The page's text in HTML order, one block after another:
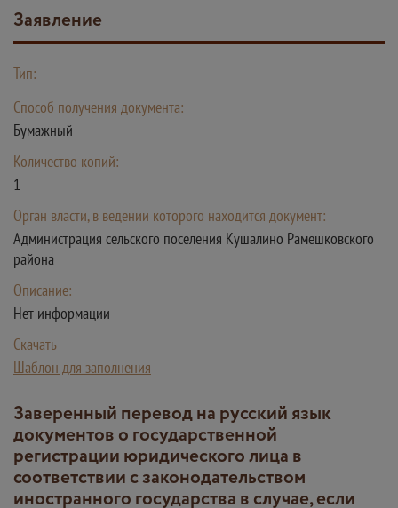
Заявление
Тип:
Способ получения документа:
Бумажный
Количество копий:
1
Орган власти, в ведении которого находится документ:
Администрация сельского поселения Кушалино Рамешковского
района
Описание:
Нет информации
Скачать
Шаблон для заполнения
Заверенный перевод на русский язык
документов о государственной
регистрации юридического лица в
соответствии с законодательством
иностранного государства в случае, если